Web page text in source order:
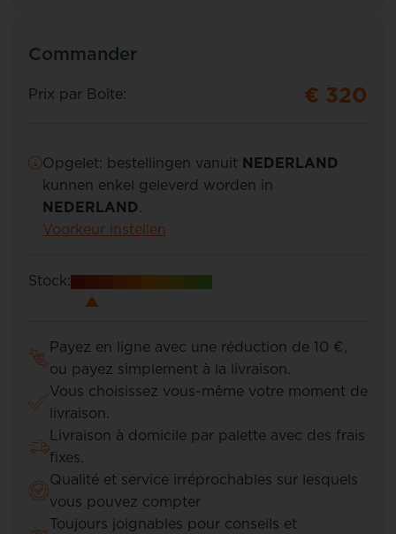
Commander
Prix par Boîte: € 320
Opgelet: bestellingen vanuit NEDERLAND
kunnen enkel geleverd worden in
NEDERLAND.
Voorkeur instellen
Stock:
Payez en ligne avec une réduction de 10 €,
ou payez simplement à la livraison.
Vous choisissez vous-même votre moment de
livraison.
Livraison à domicile par palette avec des frais
fixes.
Qualité et service irréprochables sur lesquels
vous pouvez compter
Toujours joignables pour conseils et